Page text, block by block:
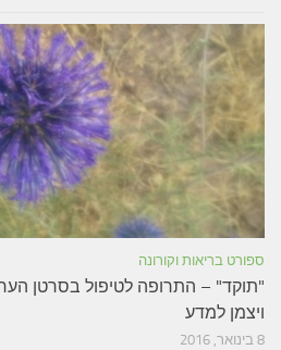
ספורט בריאות וקורונה
"תוקד" – התרופה לטיפול בסרטן
ויצמן למדע
8 בינואר, 2016